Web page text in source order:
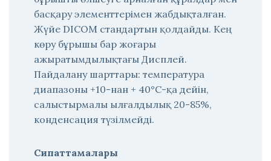
басқару элементтерімен жабдықталған.
Жүйе DICOM стандартын қолдайды. Кең
көру бұрышы бар жоғары
ажыратымдылықтағы Дисплей.
Пайдалану шарттары: температура
диапазоны +10-нан + 40°С-қа дейін,
салыстырмалы ылғалдылық 20-85%,
конденсация түзілмейді.
Сипаттамалары